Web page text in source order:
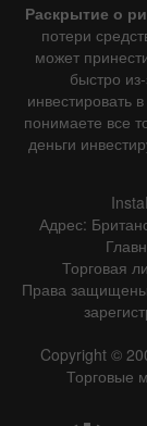
Раскрытие о
потери
может
быстро
инвестировать
понимаете все
деньги
Адрес:
Торговая
Права защищены
Copyright ©
Торговые